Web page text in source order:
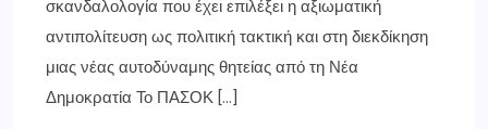
σκανδαλολογία που έχει επιλέξει η αξιωματική
αντιπολίτευση ως πολιτική τακτική και στη διεκδίκηση
μιας νέας αυτοδύναμης θητείας από τη Νέα
Δημοκρατία Το ΠΑΣΟΚ […]